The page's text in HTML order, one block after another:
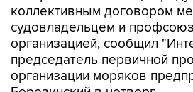
организацией, сообщил
председатель первичной
организации моряков
Березинский в четверг.